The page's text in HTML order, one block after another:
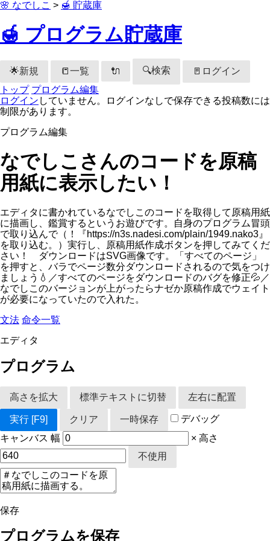
🌸 なでしこ > 🍯 貯蔵庫
🍯 プログラム貯蔵庫
🌟新規 📒一覧 🔌 🔍検索
🚪ログイン
トップ プログラム編集
ログイン していません。ログインなしで保存できる投稿数には
制限があります。
プログラム編集
なでしこさんのコードを原稿
用紙に表示したい！
エディタに書かれているなでしこのコードを取得して原稿用紙
に描画し、鑑賞するというお遊びです。自身のプログラム冒頭
で取り込んで（！『https://n3s.nadesi.com/plain/1949.nako3』
を取り込む。）実行し、原稿用紙作成ボタンを押してみてくだ
さい！ ダウンロードはSVG画像です。「すべてのページ」
を押すと、バラでページ数分ダウンロードされるので気をつけ
ましょう💧／すべてのページをダウンロードのバグを修正💦／
なでしこのバージョンが上がったらナゼか原稿作成でウェイト
が必要になっていたので入れた。
文法 命令一覧
エディタ
プログラム
高さを拡大 標準テキストに切替 左右に配置
実行 [F9] クリア 一時保存
デバッグ
キャンバス 幅 × 高さ
不使用
保存
プログラムを保存